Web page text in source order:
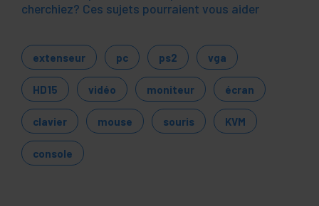
cherchiez? Ces sujets pourraient vous aider
extenseur pc ps2 vga
HD15 vidéo moniteur écran
clavier mouse souris KVM
console